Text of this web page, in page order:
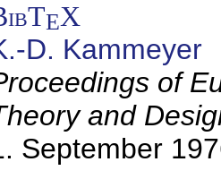
EX
D. Kammeyer
of
and
September